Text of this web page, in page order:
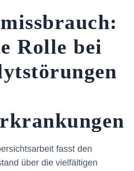
Rolle bei
fasst den
über die vielfältigen